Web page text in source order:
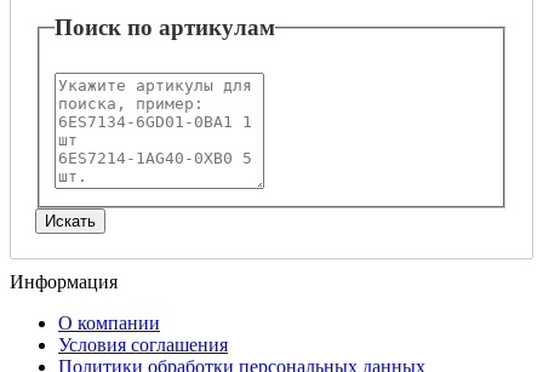
Поиск по артикулам
Информация
О компании
Условия соглашения
Политики обработки персональных данных